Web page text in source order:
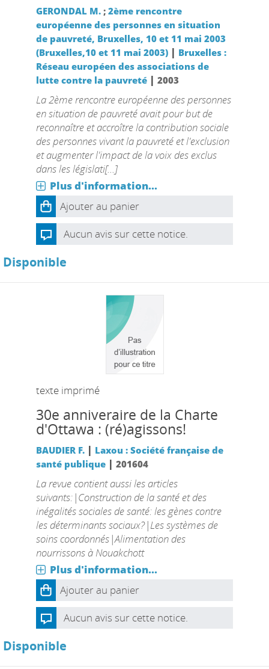
GERONDAL M.; 2ème rencontre
européenne des personnes en situation
de pauvreté, Bruxelles, 10 et 11 mai 2003
(Bruxelles,10 et 11 mai 2003) | Bruxelles :
Réseau européen des associations de
lutte contre la pauvreté| 2003
La 2ème rencontre européenne des personnes
en situation de pauvreté avait pour but de
reconnaître et accroître la contribution sociale
des personnes vivant la pauvreté et l'exclusion
et augmenter l'impact de la voix des exclus
dans les législati[...]
Plus d'information...
Ajouter au panier
Aucun avis sur cette notice.
Disponible
texte imprimé
30e anniveraire de la Charte
d'Ottawa : (ré)agissons!
BAUDIER F. | Laxou : Société française de
santé publique| 201604
La revue contient aussi les articles
suivants:|Construction de la santé et des
inégalités sociales de santé: les gènes contre
les déterminants sociaux?|Les systèmes de
soins coordonnés|Alimentation des
nourrissons à Nouakchott
Plus d'information...
Ajouter au panier
Aucun avis sur cette notice.
Disponible